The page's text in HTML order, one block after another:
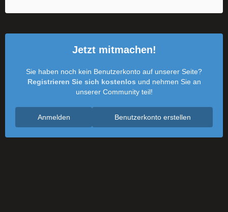
Jetzt mitmachen!
Sie haben noch kein Benutzerkonto auf unserer Seite?
Registrieren Sie sich kostenlos und nehmen Sie an
unserer Community teil!
Benutzerkonto erstellen
Anmelden